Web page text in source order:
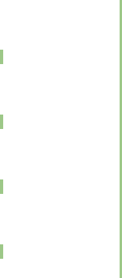
針